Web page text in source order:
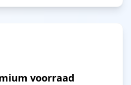
voorraad